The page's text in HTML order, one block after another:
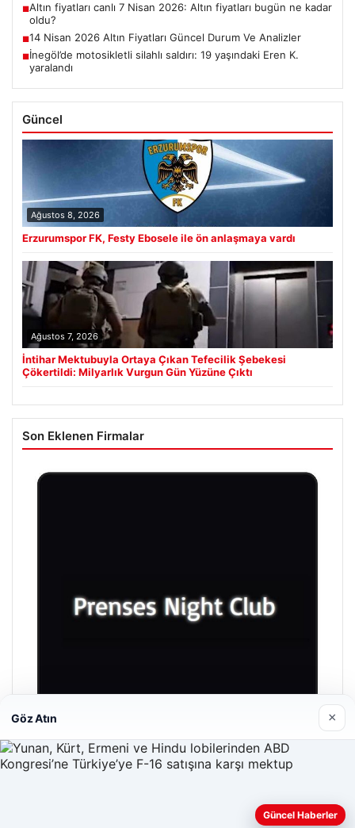
■Altın fiyatları canlı 7 Nisan 2026: Altın fiyatları bugün ne kadar
oldu?
■14 Nisan 2026 Altın Fiyatları Güncel Durum Ve Analizler
■İnegöl’de motosikletli silahlı saldırı: 19 yaşındaki Eren K.
yaralandı
Güncel
Ağustos 8, 2026
Erzurumspor FK, Festy Ebosele ile ön anlaşmaya vardı
Ağustos 7, 2026
İntihar Mektubuyla Ortaya Çıkan Tefecilik Şebekesi
Çökertildi: Milyarlık Vurgun Gün Yüzüne Çıktı
Son Eklenen Firmalar
Göz Atın ×
Güncel Haberler